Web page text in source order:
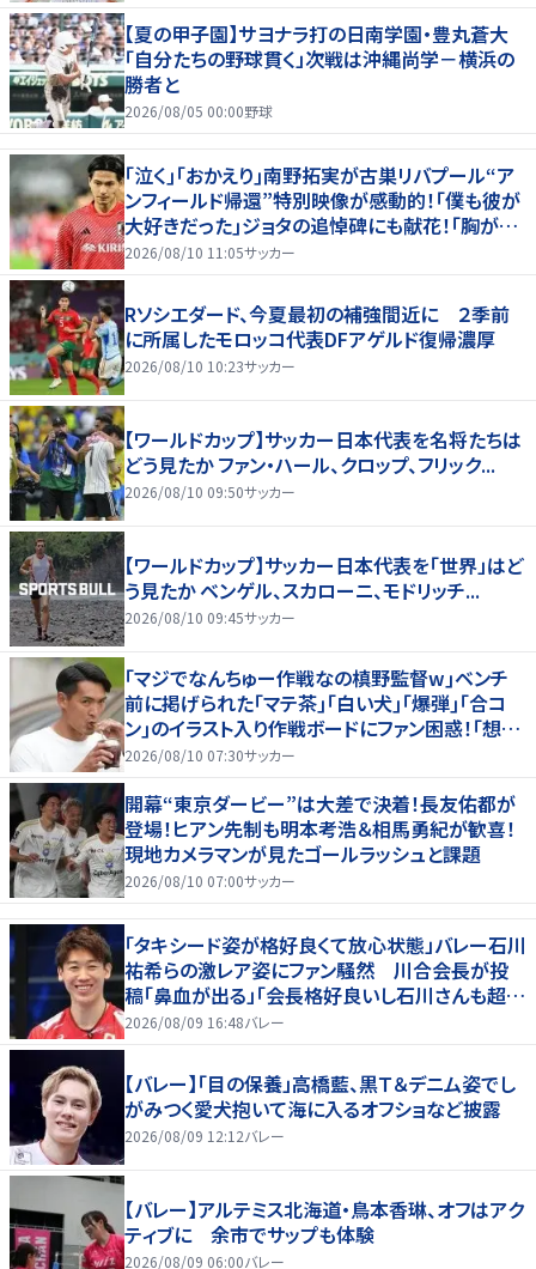
【夏の甲子園】サヨナラ打の日南学園・豊丸蒼大
「自分たちの野球貫く」次戦は沖縄尚学－横浜の
勝者と
2026/08/05 00:00野球
｢泣く｣｢おかえり｣南野拓実が古巣リバプール“ア
ンフィールド帰還”特別映像が感動的！｢僕も彼が
大好きだった｣ジョタの追悼碑にも献花！｢胸が熱
くなります…｣
2026/08/10 11:05サッカー
Rソシエダード、今夏最初の補強間近に ２季前
に所属したモロッコ代表DFアゲルド復帰濃厚
2026/08/10 10:23サッカー
【ワールドカップ】サッカー日本代表を名将たちは
どう見たか ファン・ハール、クロップ、フリック...
2026/08/10 09:50サッカー
【ワールドカップ】サッカー日本代表を「世界」はど
う見たか ベンゲル、スカローニ、モドリッチ...
2026/08/10 09:45サッカー
｢マジでなんちゅー作戦なの槙野監督w｣ベンチ
前に掲げられた｢マテ茶｣｢白い犬｣｢爆弾｣｢合コ
ン｣のイラスト入り作戦ボードにファン困惑！｢想像
よりデカくて吹いた｣
2026/08/10 07:30サッカー
開幕“東京ダービー”は大差で決着！長友佑都が
登場！ヒアン先制も明本考浩＆相馬勇紀が歓喜！
現地カメラマンが見たゴールラッシュと課題
2026/08/10 07:00サッカー
「タキシード姿が格好良くて放心状態」バレー石川
祐希らの激レア姿にファン騒然 川合会長が投
稿「鼻血が出る」「会長格好良いし石川さんも超格
好いい」
2026/08/09 16:48バレー
【バレー】「目の保養」高橋藍、黒Ｔ＆デニム姿でし
がみつく愛犬抱いて海に入るオフショなど披露
2026/08/09 12:12バレー
【バレー】アルテミス北海道・鳥本香琳、オフはアク
ティブに 余市でサップも体験
2026/08/09 06:00バレー